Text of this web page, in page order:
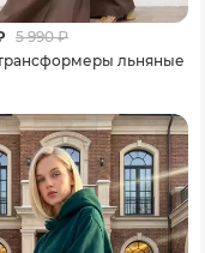
5 990₽
льняные